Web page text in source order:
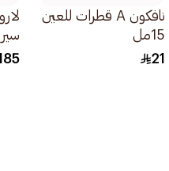
نافكون A قطرات للعين
15مل
21
من